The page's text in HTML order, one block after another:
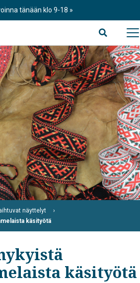
tänään klo 9-18
näyttelyt
käsityötä
käsityötä